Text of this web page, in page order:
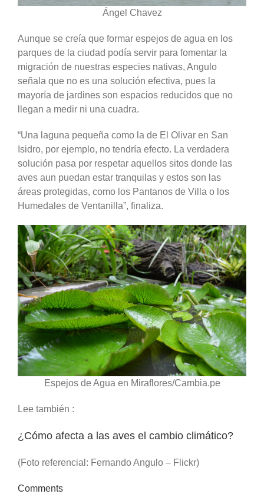
Ángel Chavez
Aunque se creía que formar espejos de agua en los
parques de la ciudad podía servir para fomentar la
migración de nuestras especies nativas, Angulo
señala que no es una solución efectiva, pues la
mayoría de jardines son espacios reducidos que no
llegan a medir ni una cuadra.
“Una laguna pequeña como la de El Olivar en San
Isidro, por ejemplo, no tendría efecto. La verdadera
solución pasa por respetar aquellos sitos donde las
aves aun puedan estar tranquilas y estos son las
áreas protegidas, como los Pantanos de Villa o los
Humedales de Ventanilla”, finaliza.
Espejos de Agua en Miraflores/Cambia.pe
Lee también :
¿Cómo afecta a las aves el cambio climático?
(Foto referencial: Fernando Angulo – Flickr)
Comments